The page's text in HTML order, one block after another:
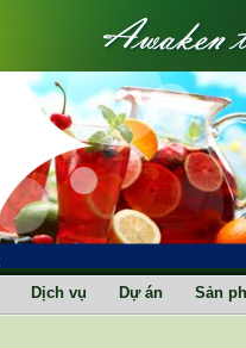
Dịch vụ Dự án Sản